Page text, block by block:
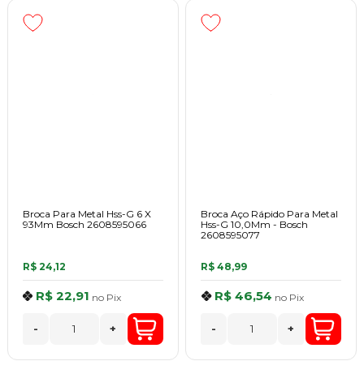
Broca Para Metal Hss-G 6 X
93Mm Bosch 2608595066
R$ 24,12
R$ 22,91 no Pix
- +
Broca Aço Rápido Para Metal
Hss-G 10,0Mm - Bosch
2608595077
R$ 48,99
R$ 46,54 no Pix
- +